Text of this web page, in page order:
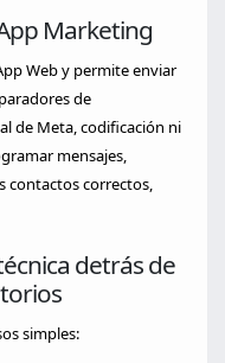
Marketing
Web y permite enviar
de
de Meta, codificación ni
mensajes,
contactos correctos,
detrás de
simples: